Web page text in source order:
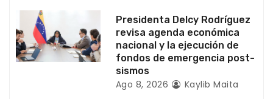
e
e
Presidenta Delcy Rodríguez
revisa agenda económica
nacional y la ejecución de
fondos de emergencia post-
sismos
Ago 8, 2026 Kaylib Maita